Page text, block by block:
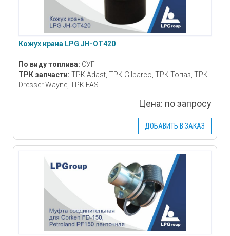
Кожух крана LPG JH-OT420
По виду топлива: СУГ
ТРК запчасти: ТРК Adast, ТРК Gilbarco, ТРК Топаз, ТРК
Dresser Wayne, ТРК FAS
Цена: по запросу
ДОБАВИТЬ В ЗАКАЗ